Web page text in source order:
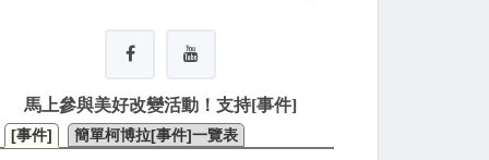
馬上參與美好改變活動！支持[事件]
[事件] 簡單柯博拉[事件]一覽表